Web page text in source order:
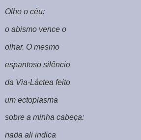
Olho o céu:
o abismo vence o
olhar. O mesmo
espantoso silêncio
da Via-Láctea feito
um ectoplasma
sobre a minha cabeça:
nada ali indica